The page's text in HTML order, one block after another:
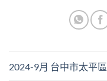
2024-9月 台中市太平區